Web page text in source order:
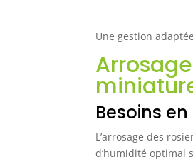
Une gestion
Besoins
L’arrosage des
d’humidité optimal